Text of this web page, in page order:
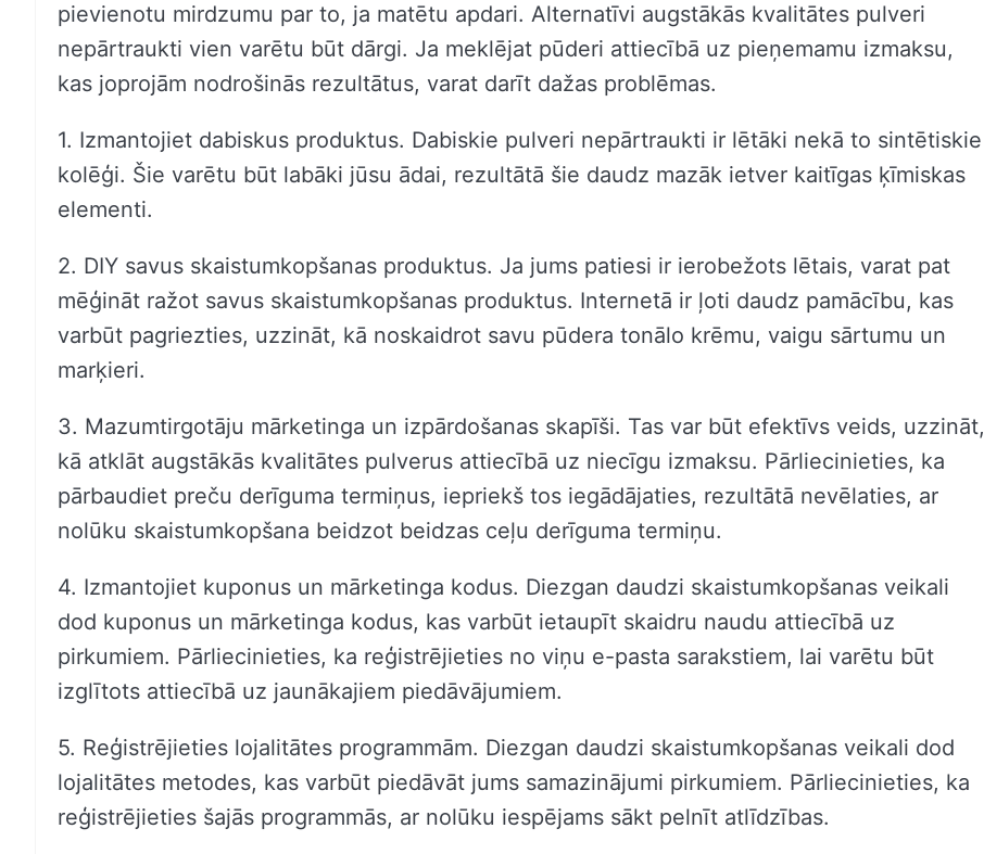
pievienotu mirdzumu par to, ja matētu apdari. Alternatīvi augstākās kvalitātes pulveri
nepārtraukti vien varētu būt dārgi. Ja meklējat pūderi attiecībā uz pieņemamu izmaksu,
kas joprojām nodrošinās rezultātus, varat darīt dažas problēmas.
1. Izmantojiet dabiskus produktus. Dabiskie pulveri nepārtraukti ir lētāki nekā to sintētiskie
kolēģi. Šie varētu būt labāki jūsu ādai, rezultātā šie daudz mazāk ietver kaitīgas ķīmiskas
elementi.
2. DIY savus skaistumkopšanas produktus. Ja jums patiesi ir ierobežots lētais, varat pat
mēģināt ražot savus skaistumkopšanas produktus. Internetā ir ļoti daudz pamācību, kas
varbūt pagriezties, uzzināt, kā noskaidrot savu pūdera tonālo krēmu, vaigu sārtumu un
marķieri.
3. Mazumtirgotāju mārketinga un izpārdošanas skapīši. Tas var būt efektīvs veids, uzzināt,
kā atklāt augstākās kvalitātes pulverus attiecībā uz niecīgu izmaksu. Pārliecinieties, ka
pārbaudiet preču derīguma termiņus, iepriekš tos iegādājaties, rezultātā nevēlaties, ar
nolūku skaistumkopšana beidzot beidzas ceļu derīguma termiņu.
4. Izmantojiet kuponus un mārketinga kodus. Diezgan daudzi skaistumkopšanas veikali
dod kuponus un mārketinga kodus, kas varbūt ietaupīt skaidru naudu attiecībā uz
pirkumiem. Pārliecinieties, ka reģistrējieties no viņu e-pasta sarakstiem, lai varētu būt
izglītots attiecībā uz jaunākajiem piedāvājumiem.
5. Reģistrējieties lojalitātes programmām. Diezgan daudzi skaistumkopšanas veikali dod
lojalitātes metodes, kas varbūt piedāvāt jums samazinājumi pirkumiem. Pārliecinieties, ka
reģistrējieties šajās programmās, ar nolūku iespējams sākt pelnīt atlīdzības.